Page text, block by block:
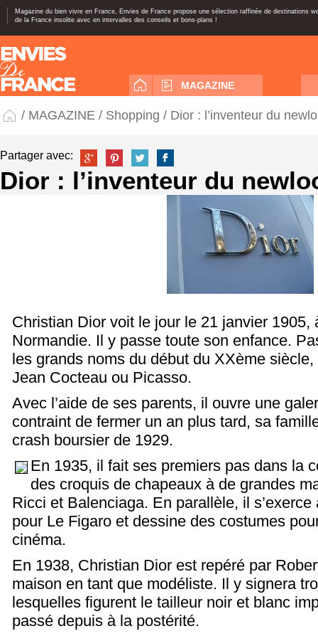
Magazine du bien vivre en France, Envies de France propose une sélection raffinée de destinations
de la France insolite avec en intervalles des conseils et bons-plans !
MAGAZINE
/ MAGAZINE / Shopping / Dior : l’inventeur du
Partager avec:
Dior : l’inventeur du
Christian Dior voit le jour le 21 janvier 1905,
Normandie. Il y passe toute son enfance.
les grands noms du début du XXème
Jean Cocteau ou Picasso.
Avec l’aide de ses parents, il ouvre une
contraint de fermer un an plus tard, sa
crash boursier de 1929.
En 1935, il fait ses premiers pas dans la
des croquis de chapeaux à de grandes
Ricci et Balenciaga. En parallèle, il s’exerce
pour Le Figaro et dessine des costumes
cinéma.
En 1938, Christian Dior est repéré par
maison en tant que modéliste. Il y signera
lesquelles figurent le tailleur noir et blanc
passé depuis à la postérité.